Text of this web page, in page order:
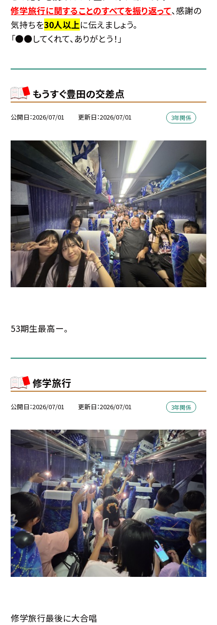
修学旅行に関することのすべてを振り返って、感謝の
気持ちを30人以上に伝えましょう。
「●●してくれて、ありがとう！」
もうすぐ豊田の交差点
公開日 2026/07/01 更新日 2026/07/01 3年関係
53期生最高ー。
修学旅行
公開日 2026/07/01 更新日 2026/07/01 3年関係
修学旅行最後に大合唱